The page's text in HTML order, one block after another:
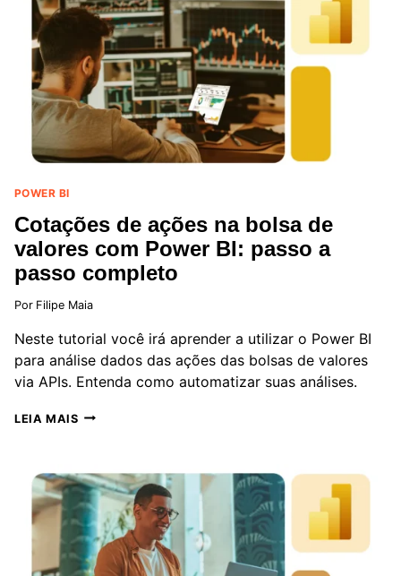
DE
DADOS
COM
BASES
GRATUITAS
POWER BI
Cotações de ações na bolsa de
valores com Power BI: passo a
passo completo
Por Filipe Maia
Neste tutorial você irá aprender a utilizar o Power BI
para análise dados das ações das bolsas de valores
via APIs. Entenda como automatizar suas análises.
LEIA MAISCOTAÇÕES
BOLSA
DE
VALORES
COM
POWER
BI: